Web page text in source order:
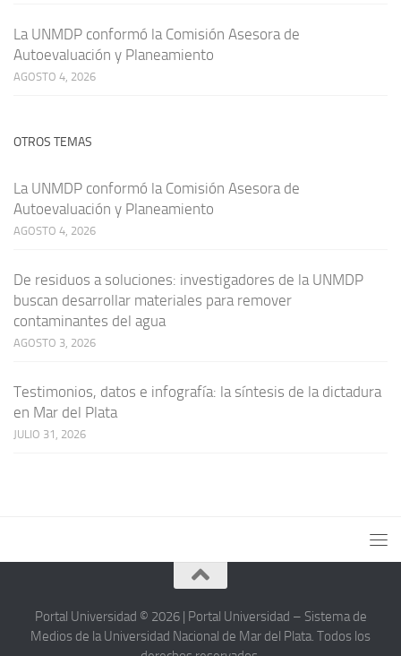
La UNMDP conformó la Comisión Asesora de
Autoevaluación y Planeamiento
AGOSTO 4, 2026
OTROS TEMAS
La UNMDP conformó la Comisión Asesora de
Autoevaluación y Planeamiento
AGOSTO 4, 2026
De residuos a soluciones: investigadores de la UNMDP
buscan desarrollar materiales para remover
contaminantes del agua
AGOSTO 3, 2026
Testimonios, datos e infografía: la síntesis de la dictadura
en Mar del Plata
JULIO 31, 2026
Portal Universidad © 2026 | Portal Universidad – Sistema de
Medios de la Universidad Nacional de Mar del Plata. Todos los